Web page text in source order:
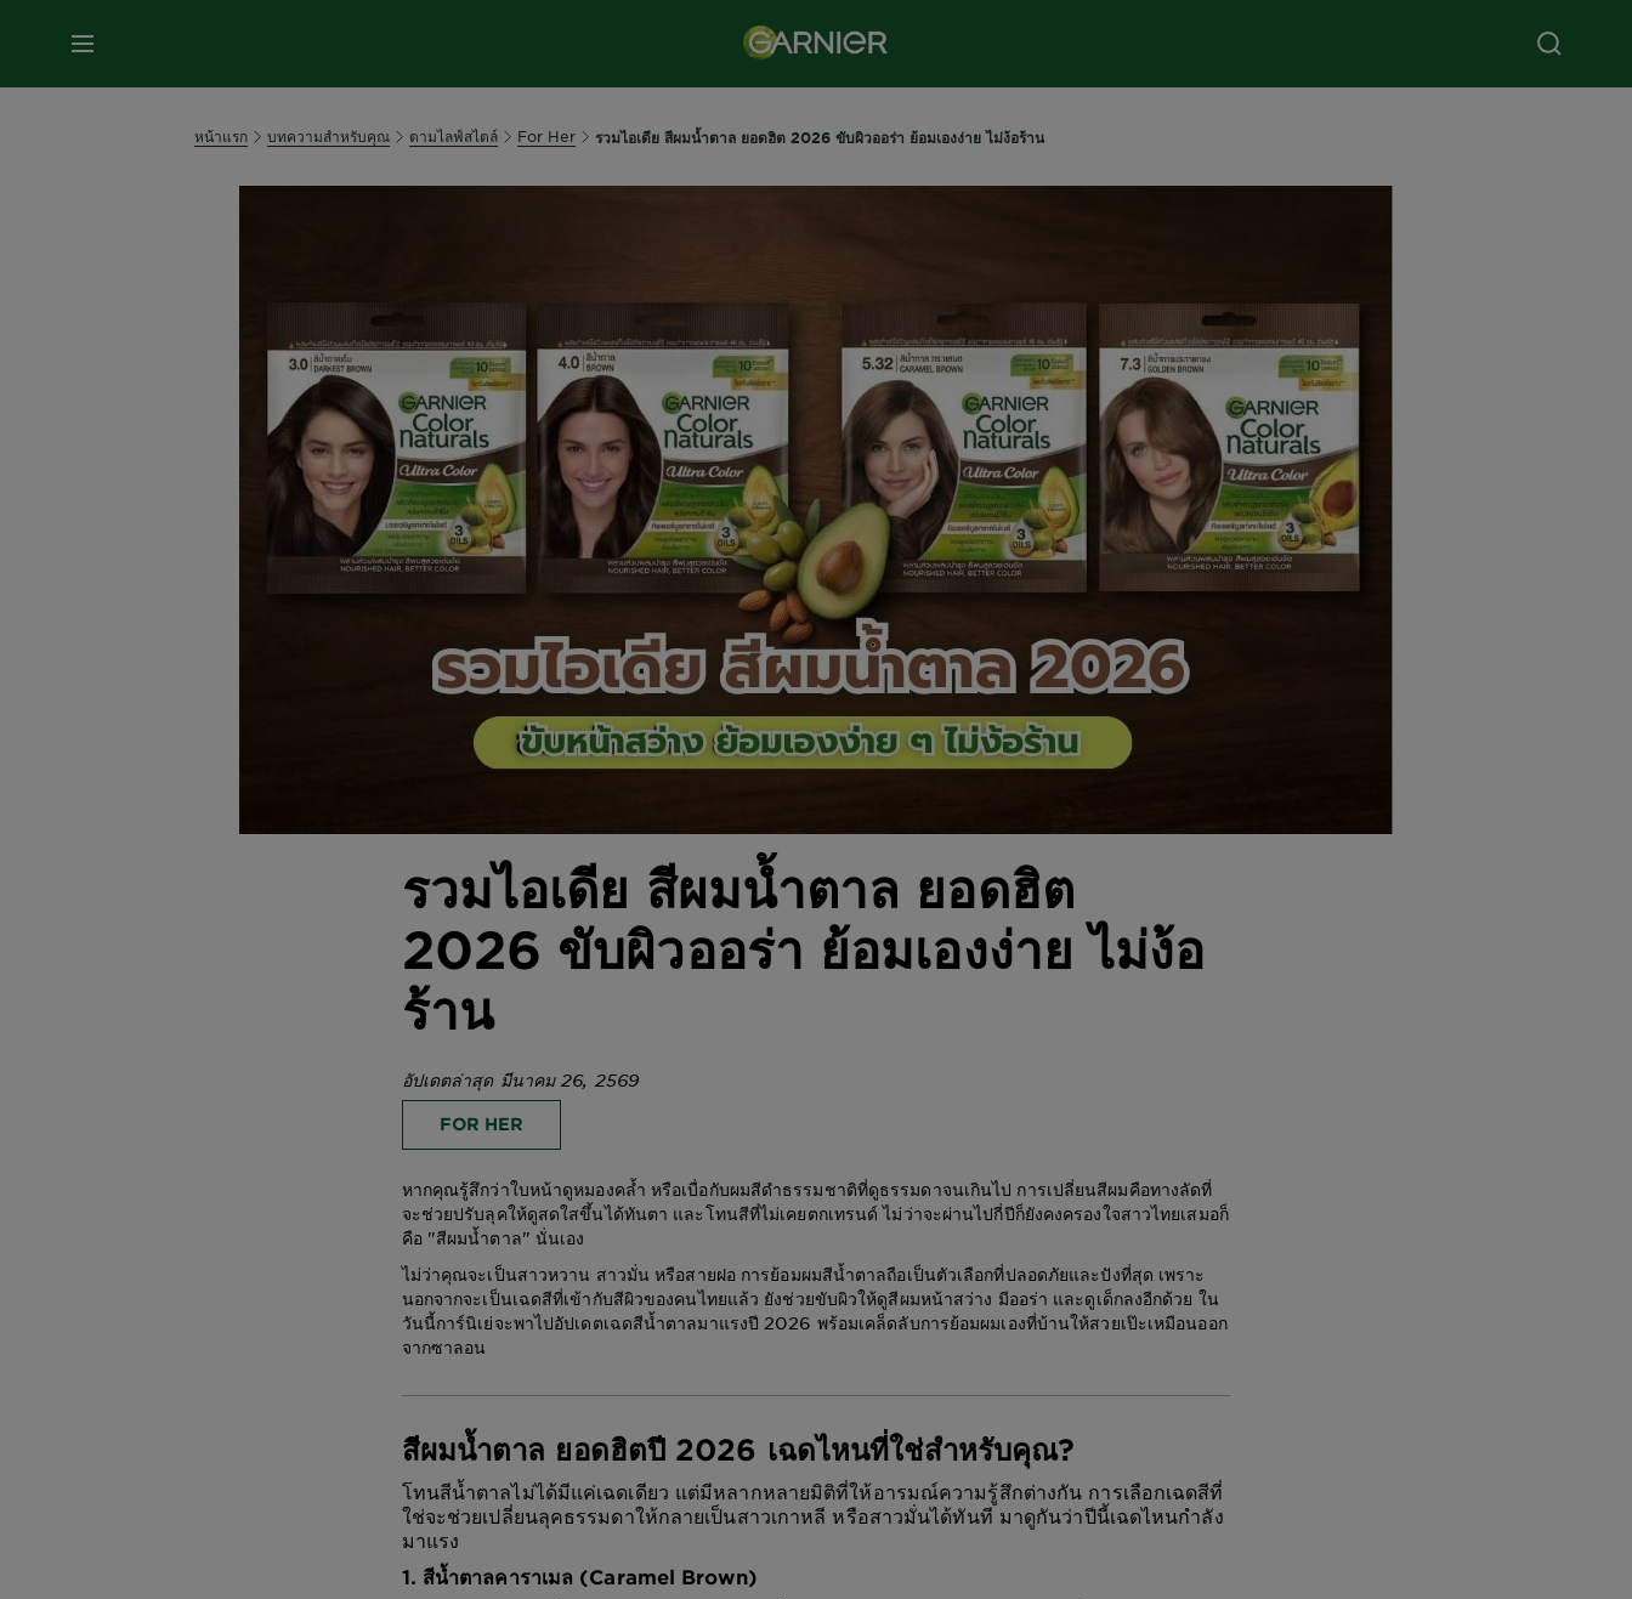
หน้าแรก บทความสำหรับคุณ ตามไลฟ์สไตล์ For Her รวมไอเดีย สีผมน้ำตาล ยอดฮิต 2026 ขับผิวออร่า ย้อมเองง่าย ไม่ง้อร้าน
รวมไอเดีย สีผมน้ำตาล ยอดฮิต
2026 ขับผิวออร่า ย้อมเองง่าย ไม่ง้อ
ร้าน
อัปเดตล่าสุด มีนาคม 26, 2569
FOR HER
หากคุณรู้สึกว่าใบหน้าดูหมองคล้ำ หรือเบื่อกับผมสีดำธรรมชาติที่ดูธรรมดาจนเกินไป การเปลี่ยนสีผมคือทางลัดที่
จะช่วยปรับลุคให้ดูสดใสขึ้นได้ทันตา และโทนสีที่ไม่เคยตกเทรนด์ ไม่ว่าจะผ่านไปกี่ปีก็ยังคงครองใจสาวไทยเสมอก็
คือ "สีผมน้ำตาล" นั่นเอง
ไม่ว่าคุณจะเป็นสาวหวาน สาวมั่น หรือสายฝอ การย้อมผมสีน้ำตาลถือเป็นตัวเลือกที่ปลอดภัยและปังที่สุด เพราะ
นอกจากจะเป็นเฉดสีที่เข้ากับสีผิวของคนไทยแล้ว ยังช่วยขับผิวให้ดูสีผมหน้าสว่าง มีออร่า และดูเด็กลงอีกด้วย ใน
วันนี้การ์นิเย่จะพาไปอัปเดตเฉดสีน้ำตาลมาแรงปี 2026 พร้อมเคล็ดลับการย้อมผมเองที่บ้านให้สวยเป๊ะเหมือนออก
จากซาลอน
สีผมน้ำตาล ยอดฮิตปี 2026 เฉดไหนที่ใช่สำหรับคุณ?
โทนสีน้ำตาลไม่ได้มีแค่เฉดเดียว แต่มีหลากหลายมิติที่ให้อารมณ์ความรู้สึกต่างกัน การเลือกเฉดสีที่
ใช่จะช่วยเปลี่ยนลุคธรรมดาให้กลายเป็นสาวเกาหลี หรือสาวมั่นได้ทันที มาดูกันว่าปีนี้เฉดไหนกำลัง
มาแรง
1. สีน้ำตาลคาราเมล (Caramel Brown)